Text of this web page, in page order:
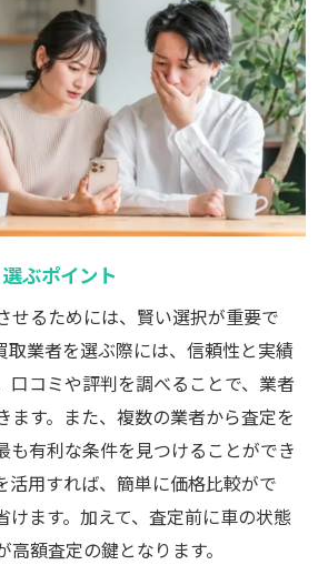
を叶える自動車買取の秘訣
の買取業者選びの基準
定を活用した取引の流れ
取の成功事例と戦略
得するための神奈川ガイド
廃車買取を成功させる方法
定がもたらすメリットとは
に繋がる車両整備の重要性
で最良条件を引き出すコツ
で失敗しないための知識
功させるための重要ポイント
取で抑えるべき基本の知識
取で成功するための要点
を狙うための実践方法
ぶポイント
せるためには、賢い選択が重要で
取業者を選ぶ際には、信頼性と実績
口コミや評判を調べることで、業者
ます。また、複数の業者から査定を
も有利な条件を見つけることができ
活用すれば、簡単に価格比較がで
けます。加えて、査定前に車の状態
額査定の鍵となります。